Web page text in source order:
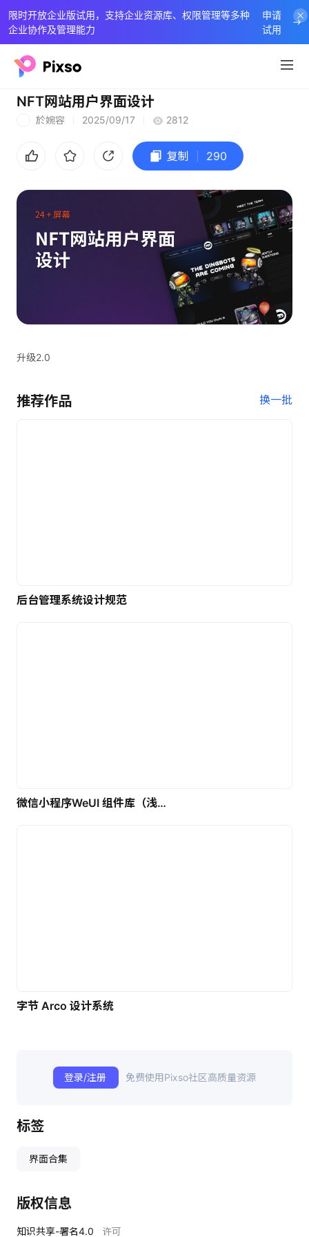
限时开放企业版试用，支持企业资源库、权限管理等多种
企业协作及管理能力
申请
试用
NFT网站用户界面设计
於婉容 2025/09/17 2812
复制 290
升级2.0
推荐作品 换一批
后台管理系统设计规范
微信小程序WeUI 组件库（浅色）| 免费UI设计素材
字节 Arco 设计系统
登录/注册 免费使用Pixso社区高质量资源
标签
界面合集
版权信息
知识共享-署名4.0 许可